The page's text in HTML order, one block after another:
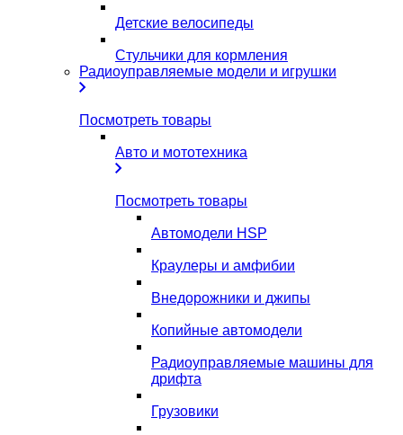
Детские велосипеды
Стульчики для кормления
Радиоуправляемые модели и игрушки
Посмотреть товары
Авто и мототехника
Посмотреть товары
Автомодели HSP
Краулеры и амфибии
Внедорожники и джипы
Копийные автомодели
Радиоуправляемые машины для
дрифта
Грузовики